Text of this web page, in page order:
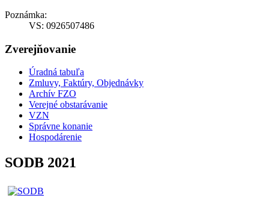
Poznámka:
VS: 0926507486
Zverejňovanie
Úradná tabuľa
Zmluvy, Faktúry, Objednávky
Archív FZO
Verejné obstarávanie
VZN
Správne konanie
Hospodárenie
SODB 2021